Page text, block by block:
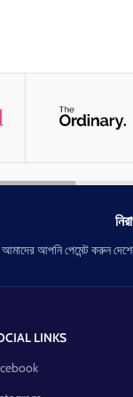
আমাদের আপনি পেমেন্ট করুন
LINKS